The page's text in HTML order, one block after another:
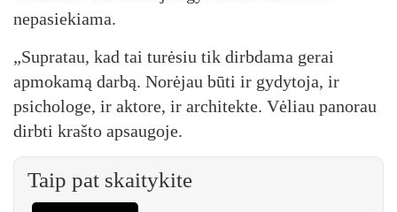
nepasiekiama.
„Supratau, kad tai turėsiu tik dirbdama gerai
apmokamą darbą. Norėjau būti ir gydytoja, ir
psichologe, ir aktore, ir architekte. Vėliau panorau
dirbti krašto apsaugoje.
Taip pat skaitykite